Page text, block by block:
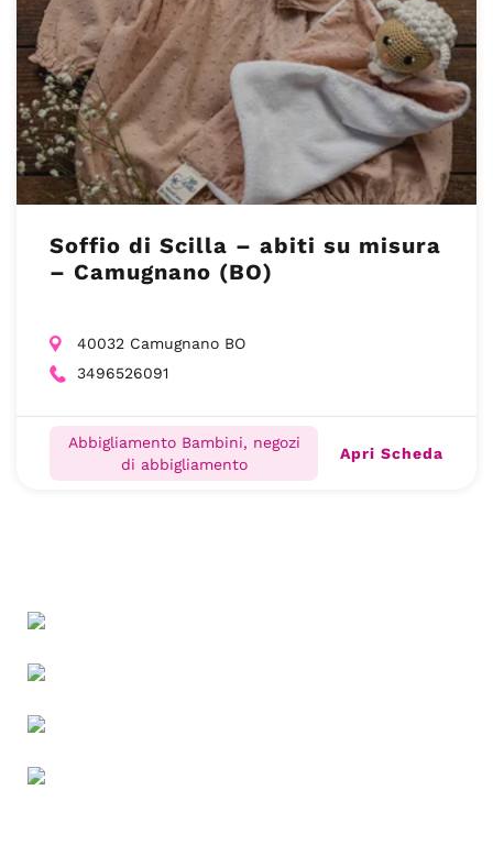
Soffio di Scilla – abiti su misura
– Camugnano (BO)
40032 Camugnano BO
3496526091
Abbigliamento Bambini, negozi
di abbigliamento
Apri Scheda